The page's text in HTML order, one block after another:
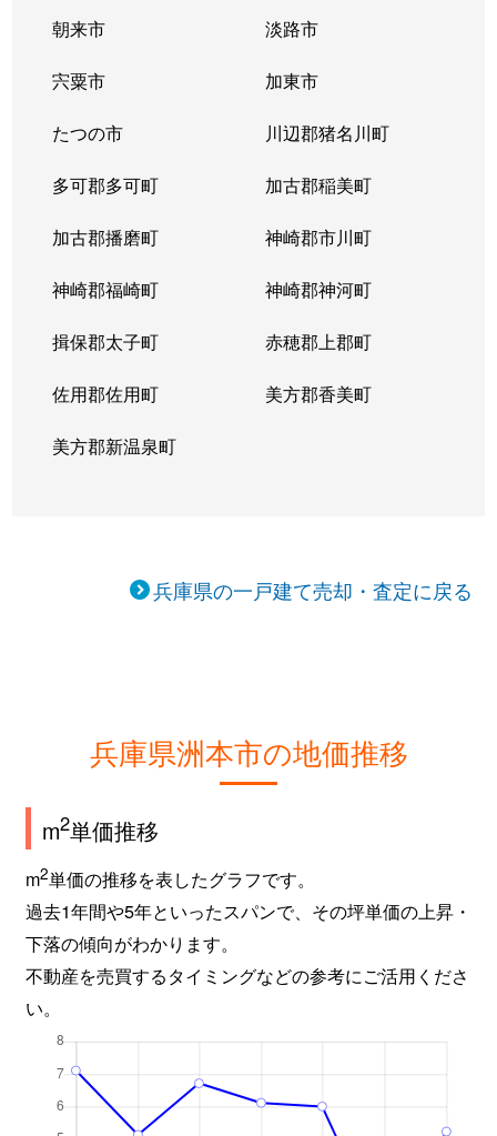
朝来市 淡路市
宍粟市 加東市
たつの市 川辺郡猪名川町
多可郡多可町 加古郡稲美町
加古郡播磨町 神崎郡市川町
神崎郡福崎町 神崎郡神河町
揖保郡太子町 赤穂郡上郡町
佐用郡佐用町 美方郡香美町
美方郡新温泉町
兵庫県の一戸建て売却・査定に戻る
兵庫県洲本市の地価推移
m2単価推移
m2単価の推移を表したグラフです。
過去1年間や5年といったスパンで、その坪単価の上昇・
下落の傾向がわかります。
不動産を売買するタイミングなどの参考にご活用くださ
い。